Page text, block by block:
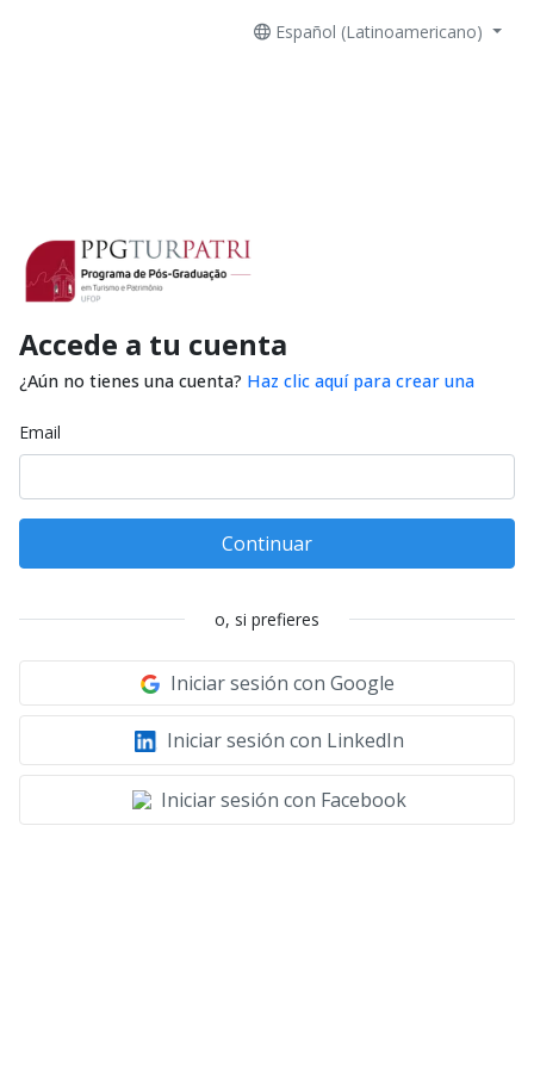
Español (Latinoamericano)
Accede a tu cuenta
¿Aún no tienes una cuenta? Haz clic aquí para crear una
Email
Continuar
o, si prefieres
Iniciar sesión con Google
Iniciar sesión con LinkedIn
Iniciar sesión con Facebook